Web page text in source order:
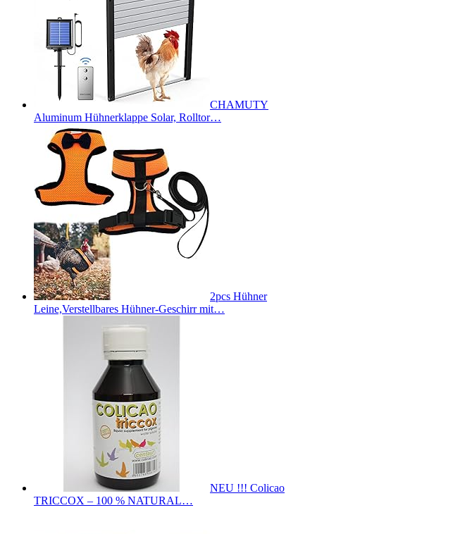
CHAMUTY
Aluminum Hühnerklappe Solar, Rolltor…
2pcs Hühner
Leine,Verstellbares Hühner-Geschirr mit…
NEU !!! Colicao
TRICCOX – 100 % NATURAL…